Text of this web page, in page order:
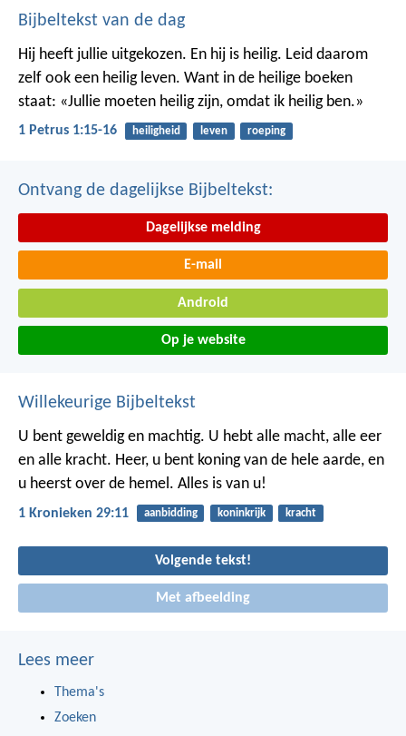
Bijbeltekst van de dag
Hij heeft jullie uitgekozen. En hij is heilig. Leid daarom
zelf ook een heilig leven. Want in de heilige boeken
staat: «Jullie moeten heilig zijn, omdat ik heilig ben.»
1 Petrus 1:15-16 heiligheid leven roeping
Ontvang de dagelijkse Bijbeltekst:
Dagelijkse melding
E-mail
Android
Op je website
Willekeurige Bijbeltekst
U bent geweldig en machtig. U hebt alle macht, alle eer
en alle kracht. Heer, u bent koning van de hele aarde, en
u heerst over de hemel. Alles is van u!
1 Kronieken 29:11 aanbidding koninkrijk kracht
Volgende tekst!
Met afbeelding
Lees meer
Thema's
Zoeken